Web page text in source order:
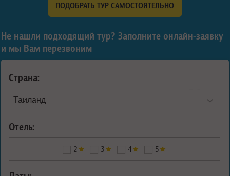
ПОДОБРАТЬ ТУР САМОСТОЯТЕЛЬНО
Не нашли подходящий тур? Заполните онлайн-заявку
и мы Вам перезвоним
Страна:
Отель:
2 3 4 5